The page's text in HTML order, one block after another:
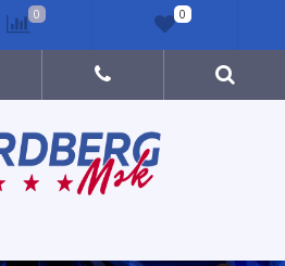
0 0